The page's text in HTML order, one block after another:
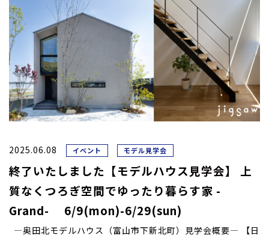
2025.06.08 イベント モデル見学会
終了いたしました【モデルハウス見学会】 上
質なくつろぎ空間でゆったり暮らす家 -
Grand- 6/9(mon)-6/29(sun)
―奥田北モデルハウス（富山市下新北町）見学会概要― 【日